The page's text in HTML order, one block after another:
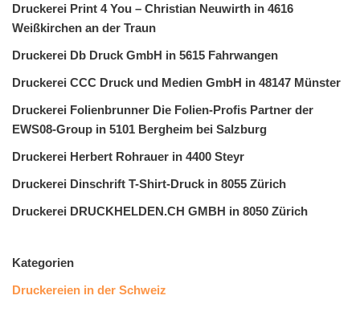
Druckerei Print 4 You – Christian Neuwirth in 4616
Weißkirchen an der Traun
Druckerei Db Druck GmbH in 5615 Fahrwangen
Druckerei CCC Druck und Medien GmbH in 48147 Münster
Druckerei Folienbrunner Die Folien-Profis Partner der
EWS08-Group in 5101 Bergheim bei Salzburg
Druckerei Herbert Rohrauer in 4400 Steyr
Druckerei Dinschrift T-Shirt-Druck in 8055 Zürich
Druckerei DRUCKHELDEN.CH GMBH in 8050 Zürich
Kategorien
Druckereien in der Schweiz